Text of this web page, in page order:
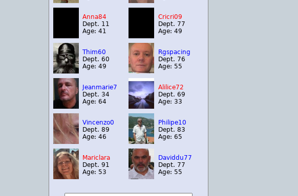
Anna84
Dept. 11
Age: 41
Cricri09
Dept. 77
Age: 49
Thim60
Dept. 60
Age: 49
Rgspacing
Dept. 76
Age: 55
Jeanmarie7
Dept. 34
Age: 64
Alilice72
Dept. 69
Age: 33
Vincenzo0
Dept. 89
Age: 46
Philipe10
Dept. 83
Age: 65
Mariclara
Dept. 91
Age: 53
Daviddu77
Dept. 77
Age: 55